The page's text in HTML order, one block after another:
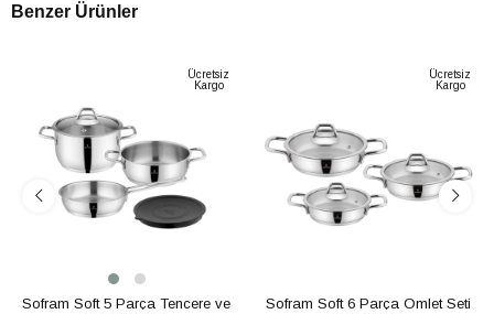
Benzer Ürünler
Ücretsiz
Kargo
Sofram Soft 5 Parça Tencere ve
Ücretsiz
Kargo
Sofram Soft 6 Parça Omlet Seti